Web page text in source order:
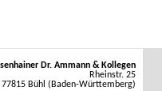
Dr. Ammann & Kollegen
Rheinstr. 25
77815 Bühl (Baden-Württemberg)